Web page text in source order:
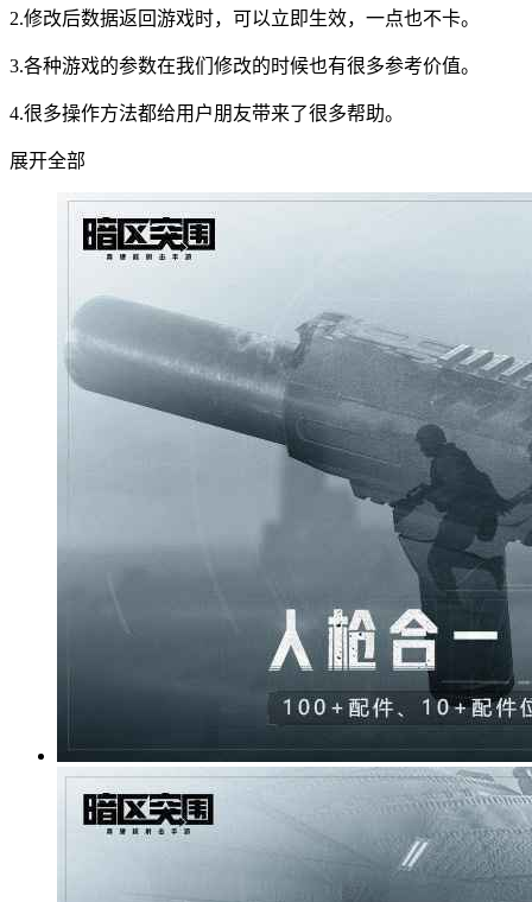
2.修改后数据返回游戏时，可以立即生效，一点也不卡。
3.各种游戏的参数在我们修改的时候也有很多参考价值。
4.很多操作方法都给用户朋友带来了很多帮助。
展开全部